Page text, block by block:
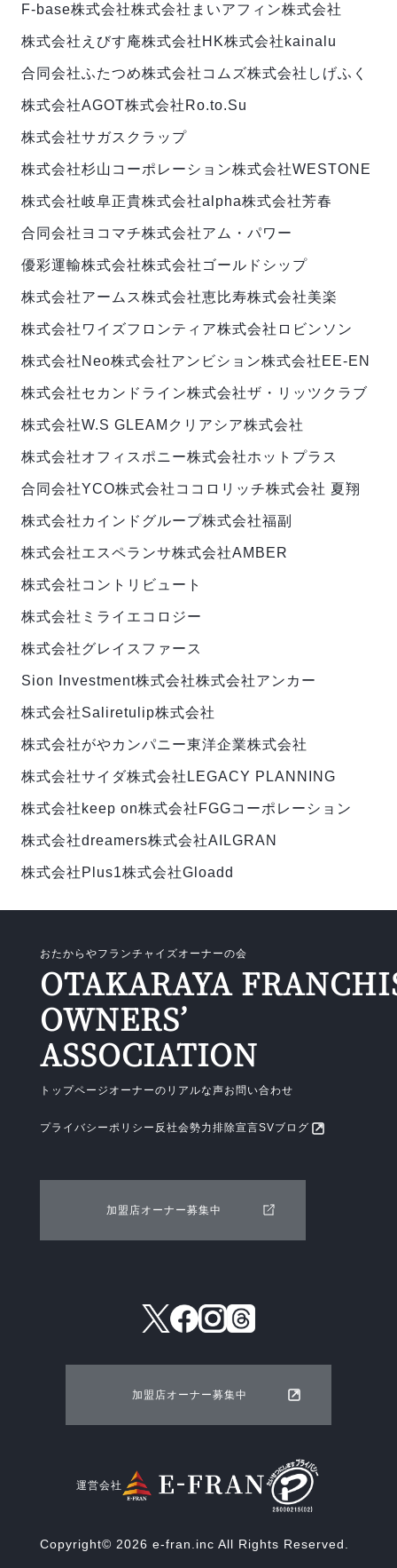
F-base株式会社株式会社まいアフィン株式会社
株式会社えびす庵株式会社HK株式会社kainalu
合同会社ふたつめ株式会社コムズ株式会社しげふく
株式会社AGOT株式会社Ro.to.Su
株式会社サガスクラップ
株式会社杉山コーポレーション株式会社WESTONE
株式会社岐阜正貴株式会社alpha株式会社芳春
合同会社ヨコマチ株式会社アム・パワー
優彩運輸株式会社株式会社ゴールドシップ
株式会社アームス株式会社恵比寿株式会社美楽
株式会社ワイズフロンティア株式会社ロビンソン
株式会社Neo株式会社アンビション株式会社EE-EN
株式会社セカンドライン株式会社ザ・リッツクラブ
株式会社W.S GLEAM クリアシア株式会社
株式会社オフィスポニー株式会社ホットプラス
合同会社YCO株式会社ココロリッチ株式会社 夏翔
株式会社カインドグループ株式会社福副
株式会社エスペランサ株式会社AMBER
株式会社コントリビュート
株式会社ミライエコロジー
株式会社グレイスファース
Sion Investment株式会社株式会社アンカー
株式会社Saliretulip株式会社
株式会社がやカンパニー東洋企業株式会社
株式会社サイダ株式会社LEGACY PLANNING
株式会社keep on株式会社FGGコーポレーション
株式会社dreamers株式会社AILGRAN
株式会社Plus1株式会社Gloadd
おたからやフランチャイズオーナーの会
OTAKARAYA
OWNERS’
ASSOCIATION
トップページ オーナーのリアルな声お問い合わせ
プライバシーポリシー 反社会勢力排除宣言SVブログ
加盟店オーナー募集中
加盟店オーナー募集中
運営会社
Copyright© 2026 e-fran.inc All Rights Reserved.